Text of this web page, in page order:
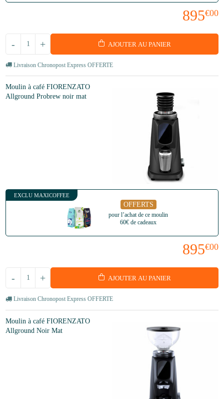
895€00
+
- AJOUTER AU PANIER
Livraison Chronopost Express OFFERTE
Moulin à café FIORENZATO
Allground Probrew noir mat
EXCLU MAXICOFFEE
OFFERTS
pour l’achat de ce moulin
60€ de cadeaux
895€00
+
- AJOUTER AU PANIER
Livraison Chronopost Express OFFERTE
Moulin à café FIORENZATO
Allground Noir Mat